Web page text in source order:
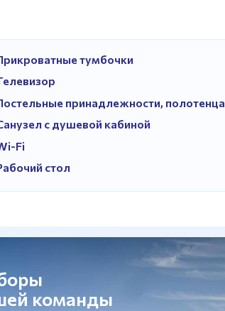
тумбочки
принадлежности, полотенца
с душевой кабиной
Fi
стол
команды